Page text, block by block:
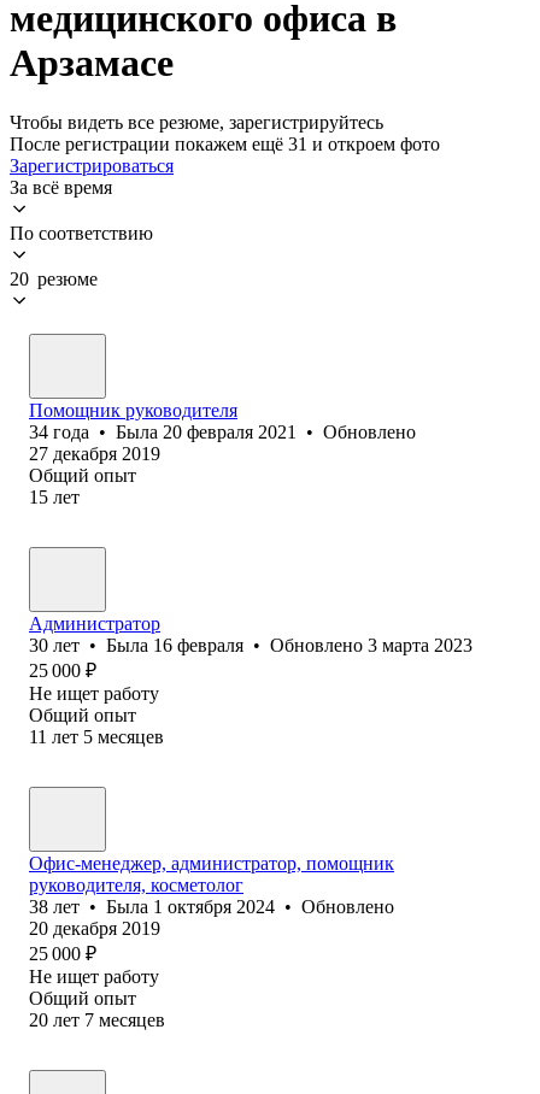
медицинского офиса в
Арзамасе
Чтобы видеть все резюме, зарегистрируйтесь
После регистрации покажем ещё 31 и откроем фото
Зарегистрироваться
За всё время
По соответствию
20 резюме
Помощник руководителя
34 года • Была 20 февраля 2021 • Обновлено
27 декабря 2019
Общий опыт
15 лет
Администратор
30 лет • Была 16 февраля • Обновлено 3 марта 2023
25 000 ₽
Не ищет работу
Общий опыт
11 лет 5 месяцев
Офис-менеджер, администратор, помощник
руководителя, косметолог
38 лет • Была 1 октября 2024 • Обновлено
20 декабря 2019
25 000 ₽
Не ищет работу
Общий опыт
20 лет 7 месяцев